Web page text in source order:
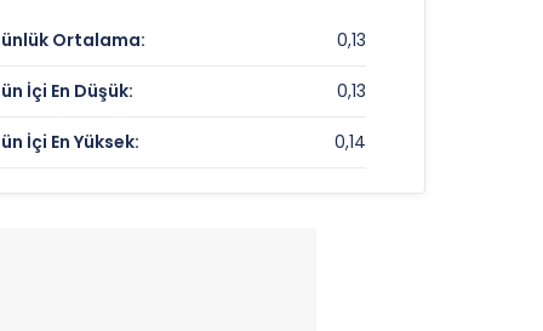
Ortalama: 0,13
İçi En Düşük: 0,13
İçi En Yüksek: 0,14